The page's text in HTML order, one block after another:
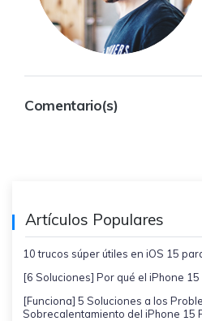
Comentario(s)
Artículos Populares
10 trucos súper útiles en iOS 15
[6 Soluciones] Por qué el iPhone 15
[Funciona] 5 Soluciones a los
Sobrecalentamiento del iPhone 15